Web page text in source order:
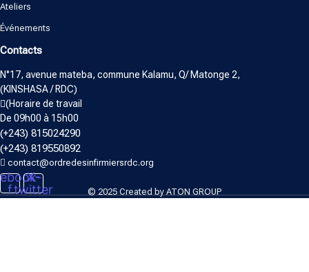
Ateliers
Événements
Contacts
N°17, avenue mateba, commune Kalamu, Q/ Matonge 2,
(KINSHASA / RDC)
(Horaire de travail
De 09h00 à 15h00
(+243) 815024290
(+243) 819550892
contact@ordredesinfirmiersrdc.org
f
X-
twitter
© 2025 Created by ATON GROUP